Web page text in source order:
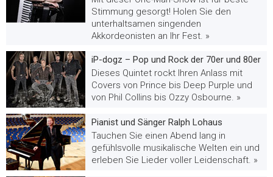
Stimmung gesorgt! Holen Sie den
unterhaltsamen singenden
Akkordeonisten an Ihr Fest. »
iP-dogz – Pop und Rock der 70er und 80er
Dieses Quintet rockt Ihren Anlass mit
Covers von Prince bis Deep Purple und
von Phil Collins bis Ozzy Osbourne. »
Pianist und Sänger Ralph Lohaus
Tauchen Sie einen Abend lang in
gefühlsvolle musikalische Welten ein und
erleben Sie Lieder voller Leidenschaft. »